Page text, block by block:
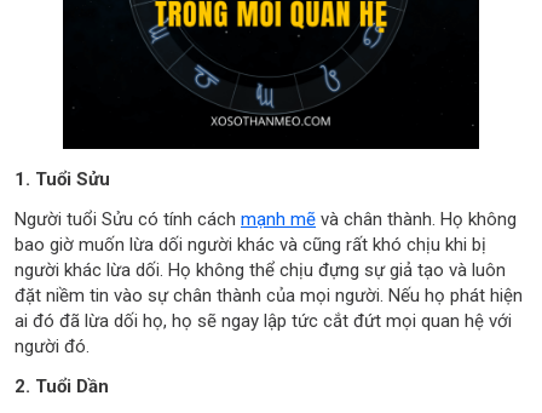
1. Tuổi Sửu
Người tuổi Sửu có tính cách mạnh mẽ và chân thành. Họ không
bao giờ muốn lừa dối người khác và cũng rất khó chịu khi bị
người khác lừa dối. Họ không thể chịu đựng sự giả tạo và luôn
đặt niềm tin vào sự chân thành của mọi người. Nếu họ phát hiện
ai đó đã lừa dối họ, họ sẽ ngay lập tức cắt đứt mọi quan hệ với
người đó.
2. Tuổi Dần